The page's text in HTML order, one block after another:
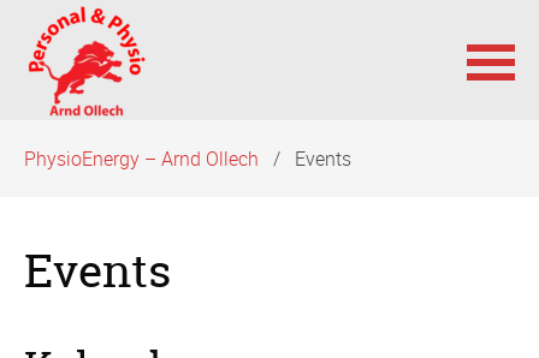
überspringen
PhysioEnergy – Arnd Ollech Events
Events